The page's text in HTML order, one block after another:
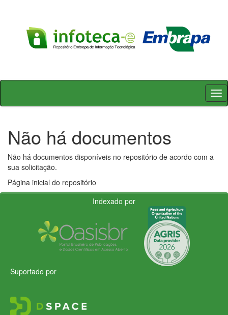
Skip
Não há documentos
Não há documentos disponíveis no repositório de acordo com a
sua solicitação.
Página inicial do repositório
Indexado por
Suportado por